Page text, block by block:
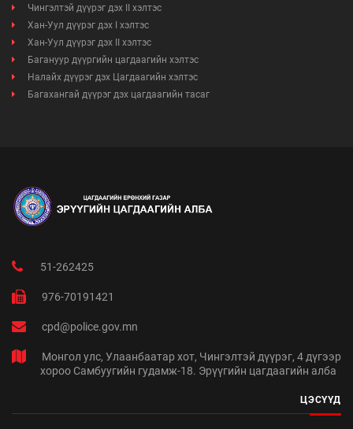
Чингэлтэй дүүрэг дэх II хэлтэс
Хан-Уул дүүрэг дэх I хэлтэс
Хан-Уул дүүрэг дэх II хэлтэс
Багануур дүүргийн цагдаагийн хэлтэс
Налайх дүүрэг дэх Цагдаагийн хэлтэс
Багахангай дүүрэг дэх цагдаагийн тасаг
51-262425
976-70191421
cpd@police.gov.mn
Монгол улс, Улаанбаатар хот, Чингэлтэй дүүрэг, 4 дүгээр
хороо Самбуугийн гудамж-18. Эрүүгийн цагдаагийн алба
ЦЭСҮҮД